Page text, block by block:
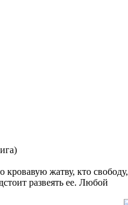
жатву, кто свободу,
развеять ее. Любой